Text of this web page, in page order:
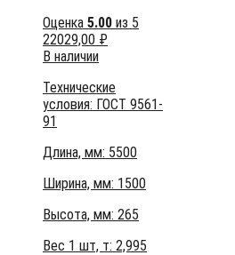
Оценка 5.00 из 5
22029,00 ₽
В наличии
Технические
условия: ГОСТ 9561-
91
Длина, мм: 5500
Ширина, мм: 1500
Высота, мм: 265
Вес 1 шт, т: 2,995